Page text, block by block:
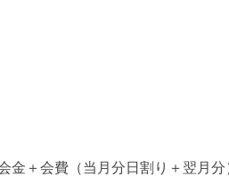
金＋会費（当月分日割り＋翌月分